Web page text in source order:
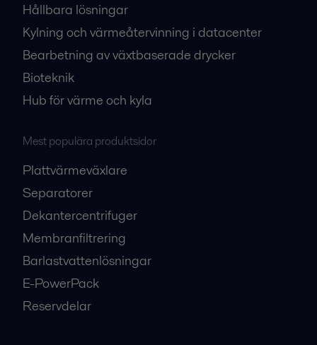
Hållbara lösningar
Kylning och värmeåtervinning i datacenter
Bearbetning av växtbaserade drycker
Bioteknik
Hub för värme och kyla
Mest populära produktsidor
Plattvärmeväxlare
Separatorer
Dekantercentrifuger
Membranfiltrering
Barlastvattenlösningar
E-PowerPack
Reservdelar